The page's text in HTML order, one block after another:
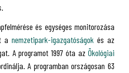
és egységes monitorozása
a nemzetipark-igazgatóságok és az
A programot 1997 óta az Ökológiai
A programban országosan 63